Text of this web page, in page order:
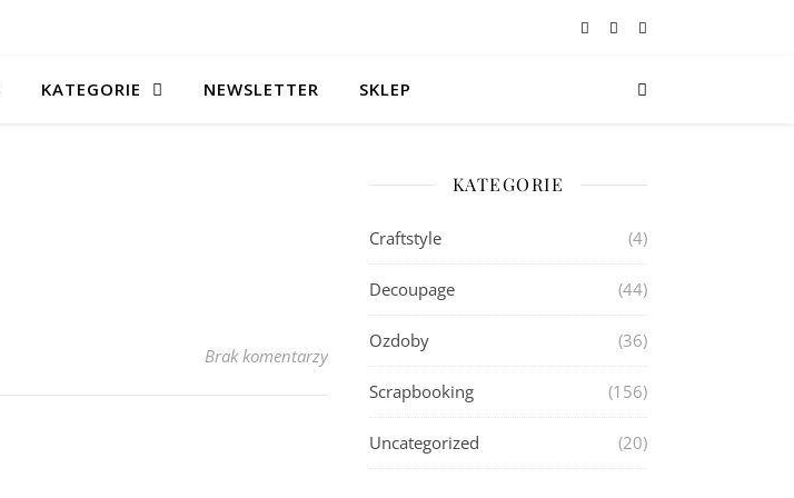
KATEGORIE NEWSLETTER SKLEP
Brak komentarzy
KATEGORIE
Craftstyle (4)
Decoupage (44)
Ozdoby (36)
Scrapbooking (156)
Uncategorized (20)